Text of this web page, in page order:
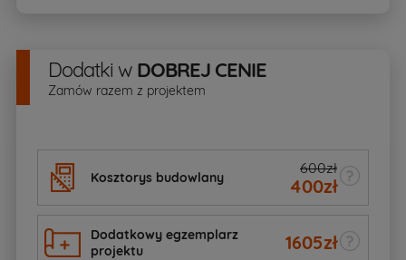
Dodatki w DOBREJ CENIE
Zamów razem z projektem
Kosztorys budowlany
600zł
400zł
Dodatkowy egzemplarz
projektu
1605zł